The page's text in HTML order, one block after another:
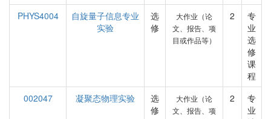
PHYS4004
自旋量子信息专业
实验
选
修
大作业（论
文、报告、项
目或作品等）
2
专
业
选
修
课
程
002047
凝聚态物理实验
选
修
大作业（论
文、报告、项
2
专
业